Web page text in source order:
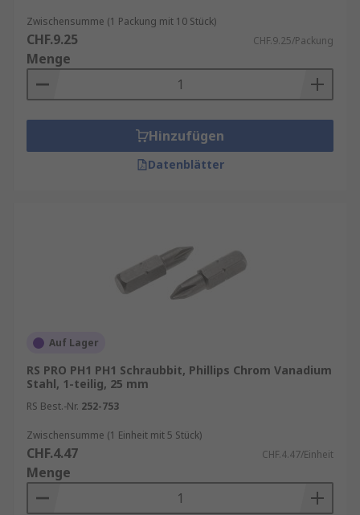
Zwischensumme (1 Packung mit 10 Stück)
CHF.9.25 CHF.9.25/Packung
Menge
Hinzufügen
Datenblätter
Auf Lager
RS PRO PH1 PH1 Schraubbit, Phillips Chrom Vanadium
Stahl, 1-teilig, 25 mm
RS Best.-Nr. 252-753
Zwischensumme (1 Einheit mit 5 Stück)
CHF.4.47 CHF.4.47/Einheit
Menge